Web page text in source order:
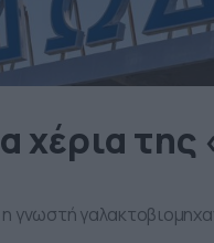
χέρια
γνωστή